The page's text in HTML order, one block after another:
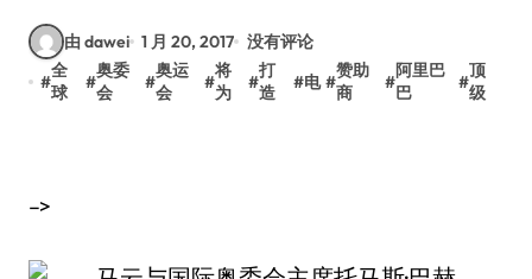
由 dawei 1 月 20, 2017 没有评论
#
全
球
#
奥委
会
#
奥运
会
#
将
为
#
打
造
#电 #
赞助
商
#
阿里巴
巴
#
顶
级
–>